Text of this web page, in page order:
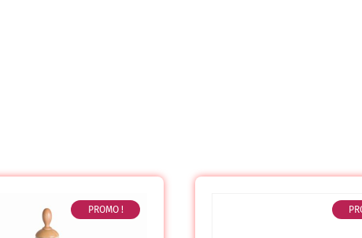
PROMO !